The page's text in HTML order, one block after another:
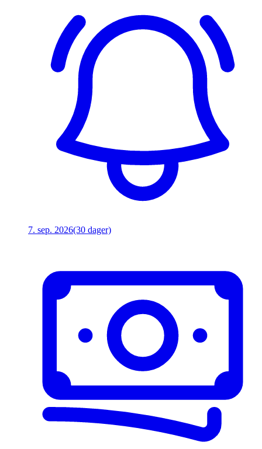
7. sep. 2026(30 dager)